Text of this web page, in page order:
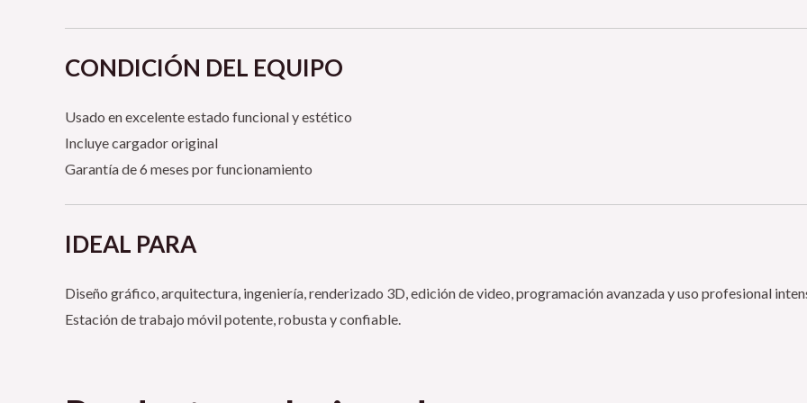
CONDICIÓN DEL EQUIPO
Usado en excelente estado funcional y estético
Incluye cargador original
Garantía de 6 meses por funcionamiento
IDEAL PARA
Diseño gráfico, arquitectura, ingeniería, renderizado 3D, edición de video, programación avanzada y uso profesional
Estación de trabajo móvil potente, robusta y confiable.